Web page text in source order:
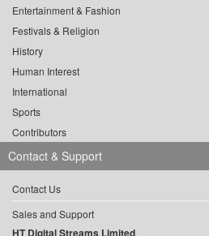
Entertainment & Fashion
Festivals & Religion
History
Human Interest
International
Sports
Contributors
Contact & Support
Contact Us
Sales and Support
HT Digital Streams Limited